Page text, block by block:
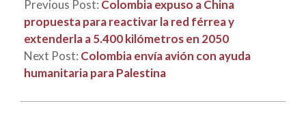
Previous Post: Colombia expuso a China
propuesta para reactivar la red férrea y
extenderla a 5.400 kilómetros en 2050
Next Post: Colombia envía avión con ayuda
humanitaria para Palestina